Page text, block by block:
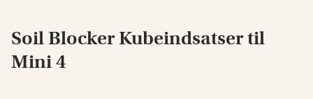
Soil Blocker Kubeindsatser til
Mini 4